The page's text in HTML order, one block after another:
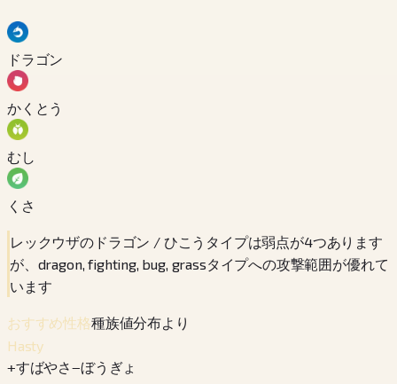
ドラゴン
かくとう
むし
くさ
レックウザのドラゴン / ひこうタイプは弱点が4つあります
が、dragon, fighting, bug, grassタイプへの攻撃範囲が優れて
います
おすすめ性格種族値分布より
Hasty
+すばやさ−ぼうぎょ